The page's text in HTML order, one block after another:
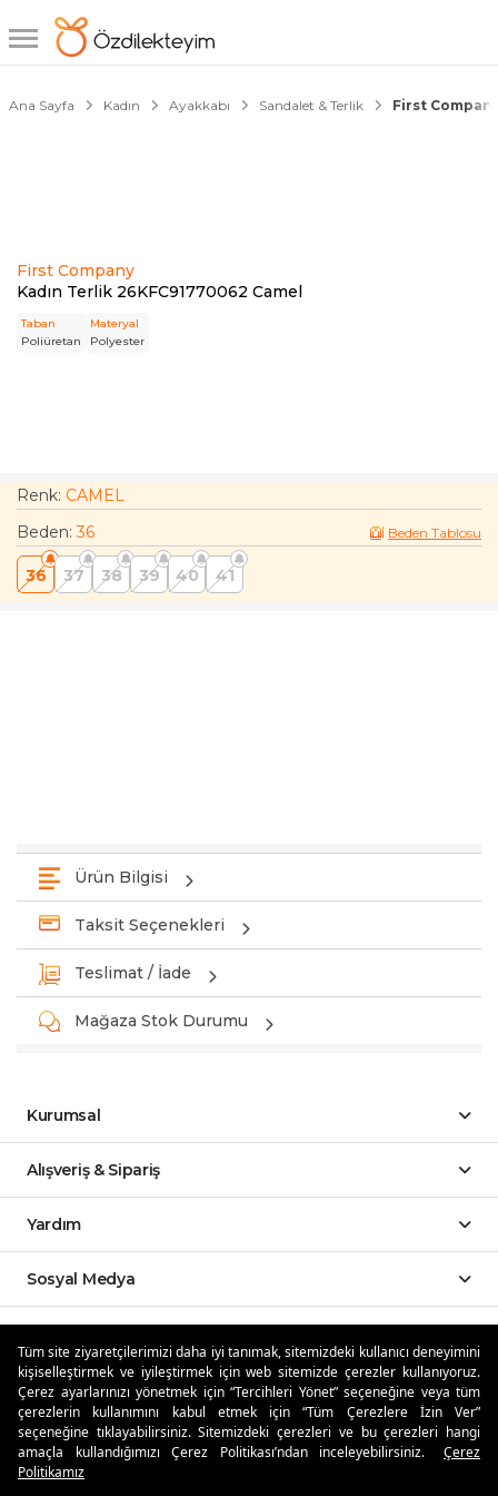
Tüm site ziyaretçilerimizi daha iyi tanımak, sitemizdeki kullanıcı deneyimini
kişiselleştirmek ve iyileştirmek için web sitemizde çerezler kullanıyoruz.
Çerez ayarlarınızı yönetmek için “Tercihleri Yönet” seçeneğine veya tüm
çerezlerin kullanımını kabul etmek için “Tüm Çerezlere İzin Ver”
seçeneğine tıklayabilirsiniz. Sitemizdeki çerezleri ve bu çerezleri hangi
amaçla kullandığımızı Çerez Politikası’ndan inceleyebilirsiniz.
Çerez
Politikamız
Ana Sayfa Kadın Ayakkabı Sandalet & Terlik First
First Company
Kadın Terlik 26KFC91770062 Camel
Taban
Poliüretan
Materyal
Polyester
1/6
Renk: CAMEL
Beden:36 Beden Tablosu
36 37 38 39 40 41
Ürün Bilgisi
Taksit Seçenekleri
Teslimat / İade
Mağaza Stok Durumu
Kurumsal
Alışveriş & Sipariş
Yardım
Sosyal Medya
Özdilekteyim'de Taksit Avantajları
Güvenli Alışveriş